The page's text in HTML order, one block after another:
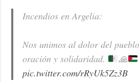
Incendios en Argelia:
Nos unimos al dolor del
oración y solidaridad.
🙏
pic.twitter.com/rRyUk5Zz3B